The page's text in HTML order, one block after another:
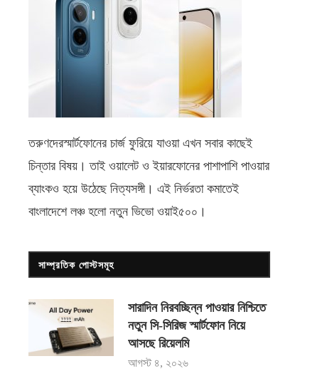
তরুণদেরস্মার্টফোনের চার্জ ফুরিয়ে যাওয়া এখন সবার কাছেই
চিন্তার বিষয়। তাই ওয়ালেট ও ইয়ারফোনের পাশাপাশি পাওয়ার
ব্যাংকও হয়ে উঠেছে নিত্যসঙ্গী। এই নির্ভরতা কমাতেই
বাংলাদেশে লঞ্চ হলো নতুন ভিভো ওয়াই৫০০ ।
সাম্প্রতিক পোস্টসমূহ
সারাদিন নিরবচ্ছিন্ন পাওয়ার নিশ্চিতে
নতুন সি-সিরিজ স্মার্টফোন নিয়ে
আসছে রিয়েলমি
আগস্ট ৪, ২০২৬